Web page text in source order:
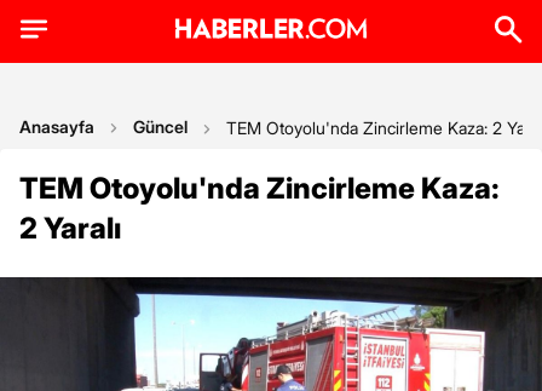
Anasayfa Güncel TEM Otoyolu'nda Zincirleme Kaza: 2
TEM Otoyolu'nda Zincirleme Kaza:
2 Yaralı